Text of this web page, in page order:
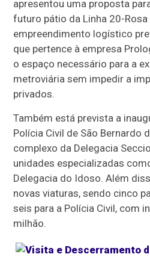
apresentou uma proposta
futuro pátio da Linha 20-
empreendimento logístico
que pertence à empresa
o espaço necessário para a
metroviária sem impedir a
privados.
Também está prevista a
Polícia Civil de São Bernardo
complexo da Delegacia
unidades especializadas
Delegacia do Idoso. Além
novas viaturas, sendo cinco
seis para a Polícia Civil, com
milhão.